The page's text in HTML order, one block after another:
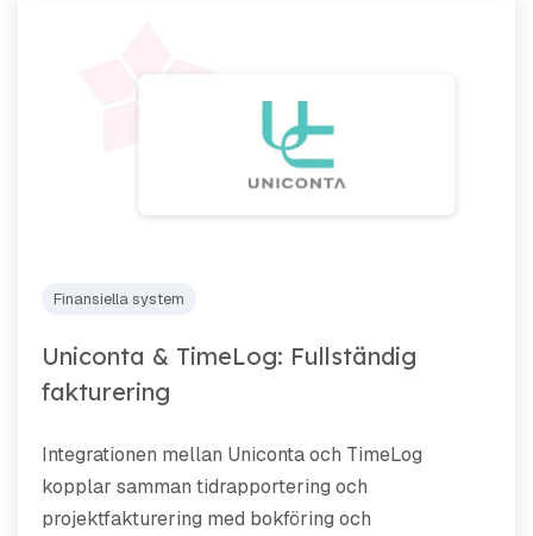
Finansiella system
Uniconta & TimeLog: Fullständig
fakturering
Integrationen mellan Uniconta och TimeLog
kopplar samman tidrapportering och
projektfakturering med bokföring och